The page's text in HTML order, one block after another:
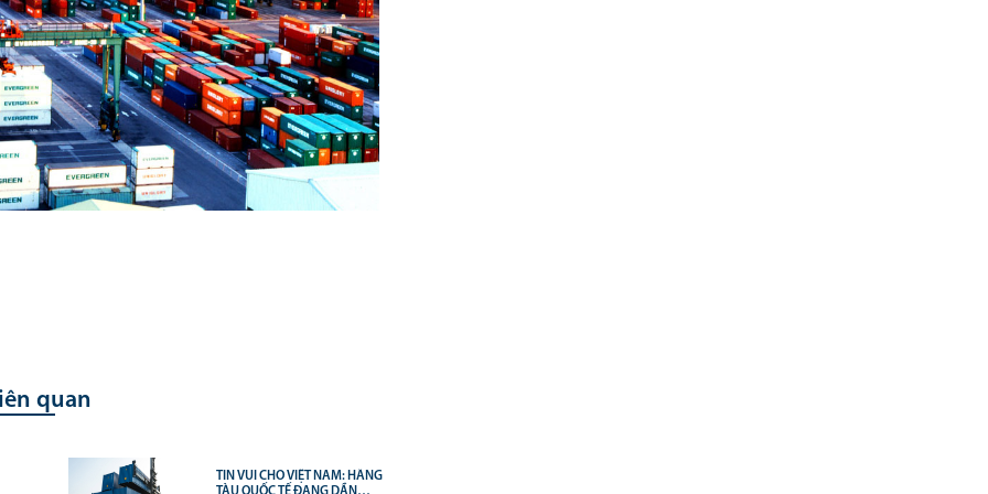
quan
TIN VUI CHO VIỆT NAM: HÃNG